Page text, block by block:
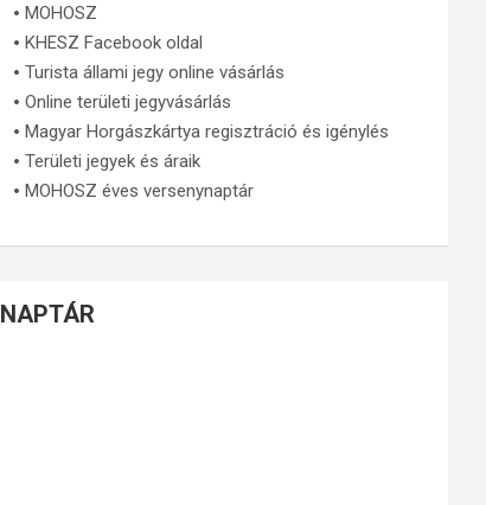
🞄MOHOSZ
🞄KHESZ Facebook oldal
🞄Turista állami jegy online vásárlás
🞄Online területi jegyvásárlás
🞄Magyar Horgászkártya regisztráció és igénylés
🞄Területi jegyek és áraik
🞄MOHOSZ éves versenynaptár
NAPTÁR